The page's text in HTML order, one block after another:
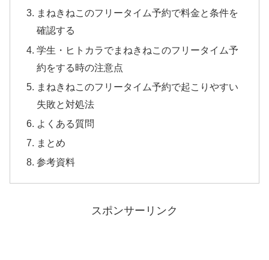
まねきねこのフリータイム予約で料金と条件を
確認する
学生・ヒトカラでまねきねこのフリータイム予
約をする時の注意点
まねきねこのフリータイム予約で起こりやすい
失敗と対処法
よくある質問
まとめ
参考資料
スポンサーリンク